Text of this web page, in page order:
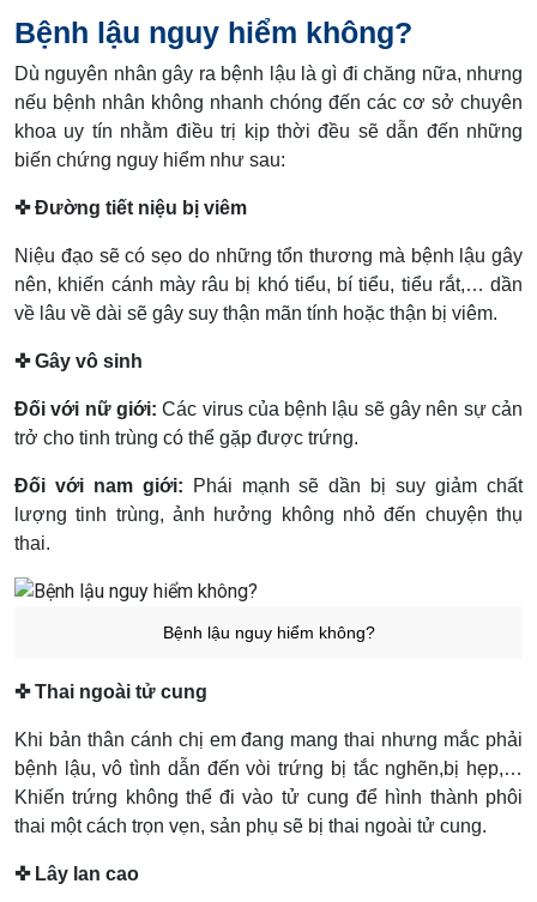
Bệnh lậu nguy hiểm không?
Dù nguyên nhân gây ra bệnh lậu là gì đi chăng nữa, nhưng
nếu bệnh nhân không nhanh chóng đến các cơ sở chuyên
khoa uy tín nhằm điều trị kịp thời đều sẽ dẫn đến những
biến chứng nguy hiểm như sau:
✜ Đường tiết niệu bị viêm
Niệu đạo sẽ có sẹo do những tổn thương mà bệnh lậu gây
nên, khiến cánh mày râu bị khó tiểu, bí tiểu, tiểu rắt,… dần
về lâu về dài sẽ gây suy thận mãn tính hoặc thận bị viêm.
✜ Gây vô sinh
Đối với nữ giới: Các virus của bệnh lậu sẽ gây nên sự cản
trở cho tinh trùng có thể gặp được trứng.
Đối với nam giới: Phái mạnh sẽ dần bị suy giảm chất
lượng tinh trùng, ảnh hưởng không nhỏ đến chuyện thụ
thai.
Bệnh lậu nguy hiểm không?
✜ Thai ngoài tử cung
Khi bản thân cánh chị em đang mang thai nhưng mắc phải
bệnh lậu, vô tình dẫn đến vòi trứng bị tắc nghẽn,bị hẹp,…
Khiến trứng không thể đi vào tử cung để hình thành phôi
thai một cách trọn vẹn, sản phụ sẽ bị thai ngoài tử cung.
✜ Lây lan cao